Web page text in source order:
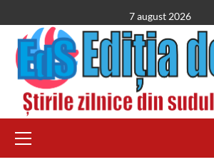
to
content
7 august 2026
Menu